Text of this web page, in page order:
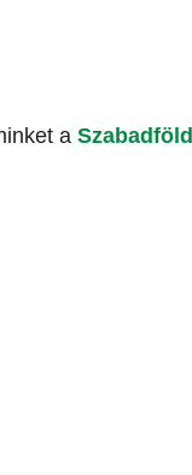
a Szabadföld